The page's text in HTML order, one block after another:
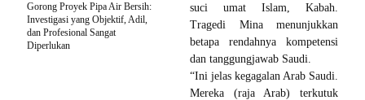
suci umat Islam, Kabah.
Tragedi Mina menunjukkan
betapa rendahnya kompetensi
dan tanggungjawab Saudi.
“Ini jelas kegagalan Arab Saudi.
Mereka (raja Arab) terkutuk
Gorong Proyek Pipa Air Bersih:
Investigasi yang Objektif, Adil,
dan Profesional Sangat
Diperlukan